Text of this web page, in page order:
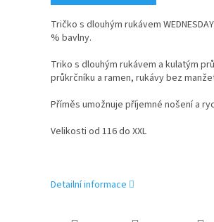
Tričko s dlouhým rukávem
% bavlny.
Triko s dlouhým rukávem a kulatým
průkrčníku a ramen, rukávy bez
Příměs umožnuje příjemné nošení a
Velikosti od 116 do XXL
Detailní informace